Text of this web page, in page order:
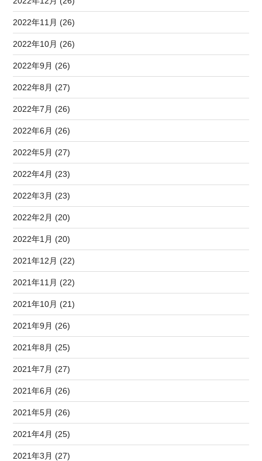
2022年11月 (26)
2022年10月 (26)
2022年9月 (26)
2022年8月 (27)
2022年7月 (26)
2022年6月 (26)
2022年5月 (27)
2022年4月 (23)
2022年3月 (23)
2022年2月 (20)
2022年1月 (20)
2021年12月 (22)
2021年11月 (22)
2021年10月 (21)
2021年9月 (26)
2021年8月 (25)
2021年7月 (27)
2021年6月 (26)
2021年5月 (26)
2021年4月 (25)
2021年3月 (27)